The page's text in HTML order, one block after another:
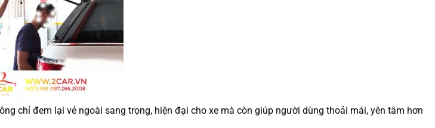
chỉ đem lại vẻ ngoài sang trọng, hiện đại cho xe mà còn giúp người dùng thoải mái, yên tâm hơn